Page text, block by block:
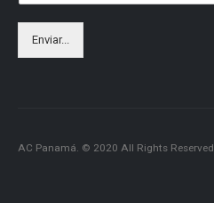
Enviar...
AC Panamá. © 2020 All Rights Reserved.